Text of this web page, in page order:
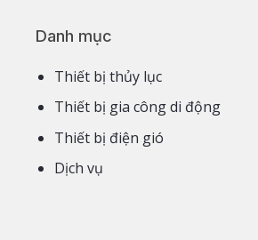
Danh mục
Thiết bị thủy lục
Thiết bị gia công di động
Thiết bị điện gió
Dịch vụ